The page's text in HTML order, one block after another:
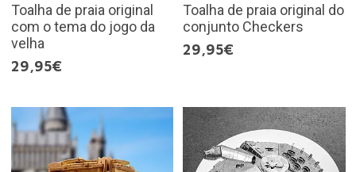
Toalha de praia original
com o tema do jogo da
velha
29,95€
Toalha de praia original do
conjunto Checkers
29,95€